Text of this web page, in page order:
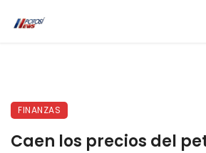
FINANZAS
Caen los precios del